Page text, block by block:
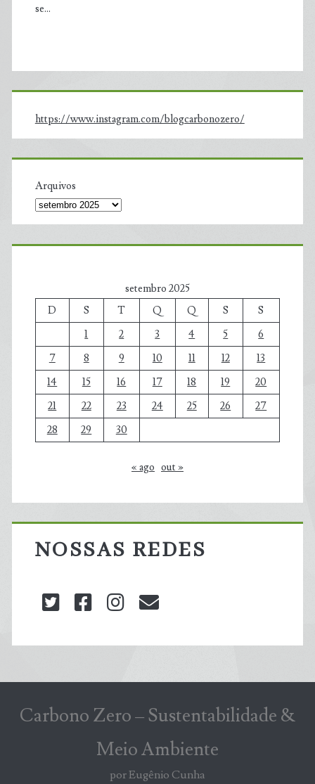
se…
https://www.instagram.com/blogcarbonozero/
Arquivos
setembro 2025
D
S T Q Q S
S
1
2 3 4 5
6
7
8 9 10 11 12
13
14
15 16 17 18 19
20
21
22 23 24 25 26
27
28
29 30
« ago out »
NOSSAS REDES
twitterfacebookinstagram
Carbono Zero – Sustentabilidade &
Meio Ambiente
por Eugênio Cunha